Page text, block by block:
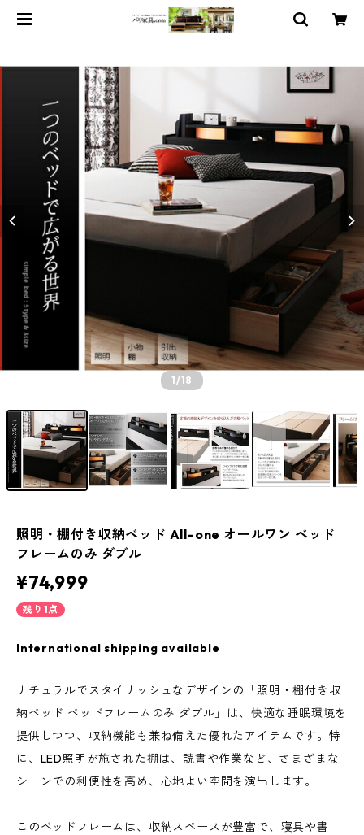
1/18
照明・棚付き収納ベッド All-one オールワン ベッド
フレームのみ ダブル
¥74,999
残り1点
International shipping available
ナチュラルでスタイリッシュなデザインの「照明・棚付き収
納ベッド ベッドフレームのみ ダブル」は、快適な睡眠環境を
提供しつつ、収納機能も兼ね備えた優れたアイテムです。特
に、LED照明が施された棚は、読書や作業など、さまざまな
シーンでの利便性を高め、心地よい空間を演出します。
このベッドフレームは、収納スペースが豊富で、寝具や書